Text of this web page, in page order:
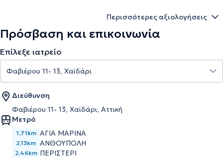
Περισσότερες αξιολογήσεις
Πρόσβαση και επικοινωνία
Επίλεξε ιατρείο
Διεύθυνση
Φαβιέρου 11- 13, Χαϊδάρι, Αττική
Μετρό
1,71km ΑΓΙΑ ΜΑΡΙΝΑ
2,13km ΑΝΘΟΥΠΟΛΗ
2,46km ΠΕΡΙΣΤΕΡΙ